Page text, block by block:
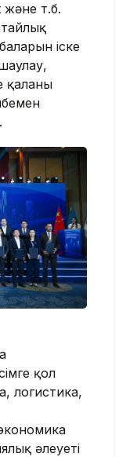
және т.б.
іске
қаланы
қол
логистика,
әлеуеті